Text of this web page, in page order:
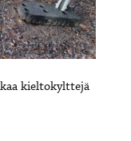
kieltokylttejä